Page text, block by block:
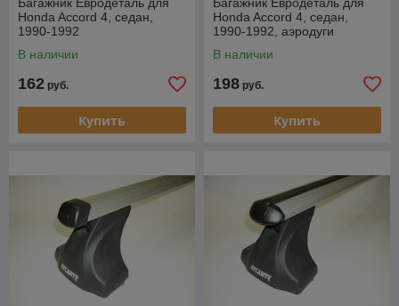
Багажник Евродеталь для
Honda Accord 4, седан,
1990-1992
В наличии
162 руб.
Купить
Багажник Евродеталь для
Honda Accord 4, седан,
1990-1992, аэродуги
В наличии
198 руб.
Купить